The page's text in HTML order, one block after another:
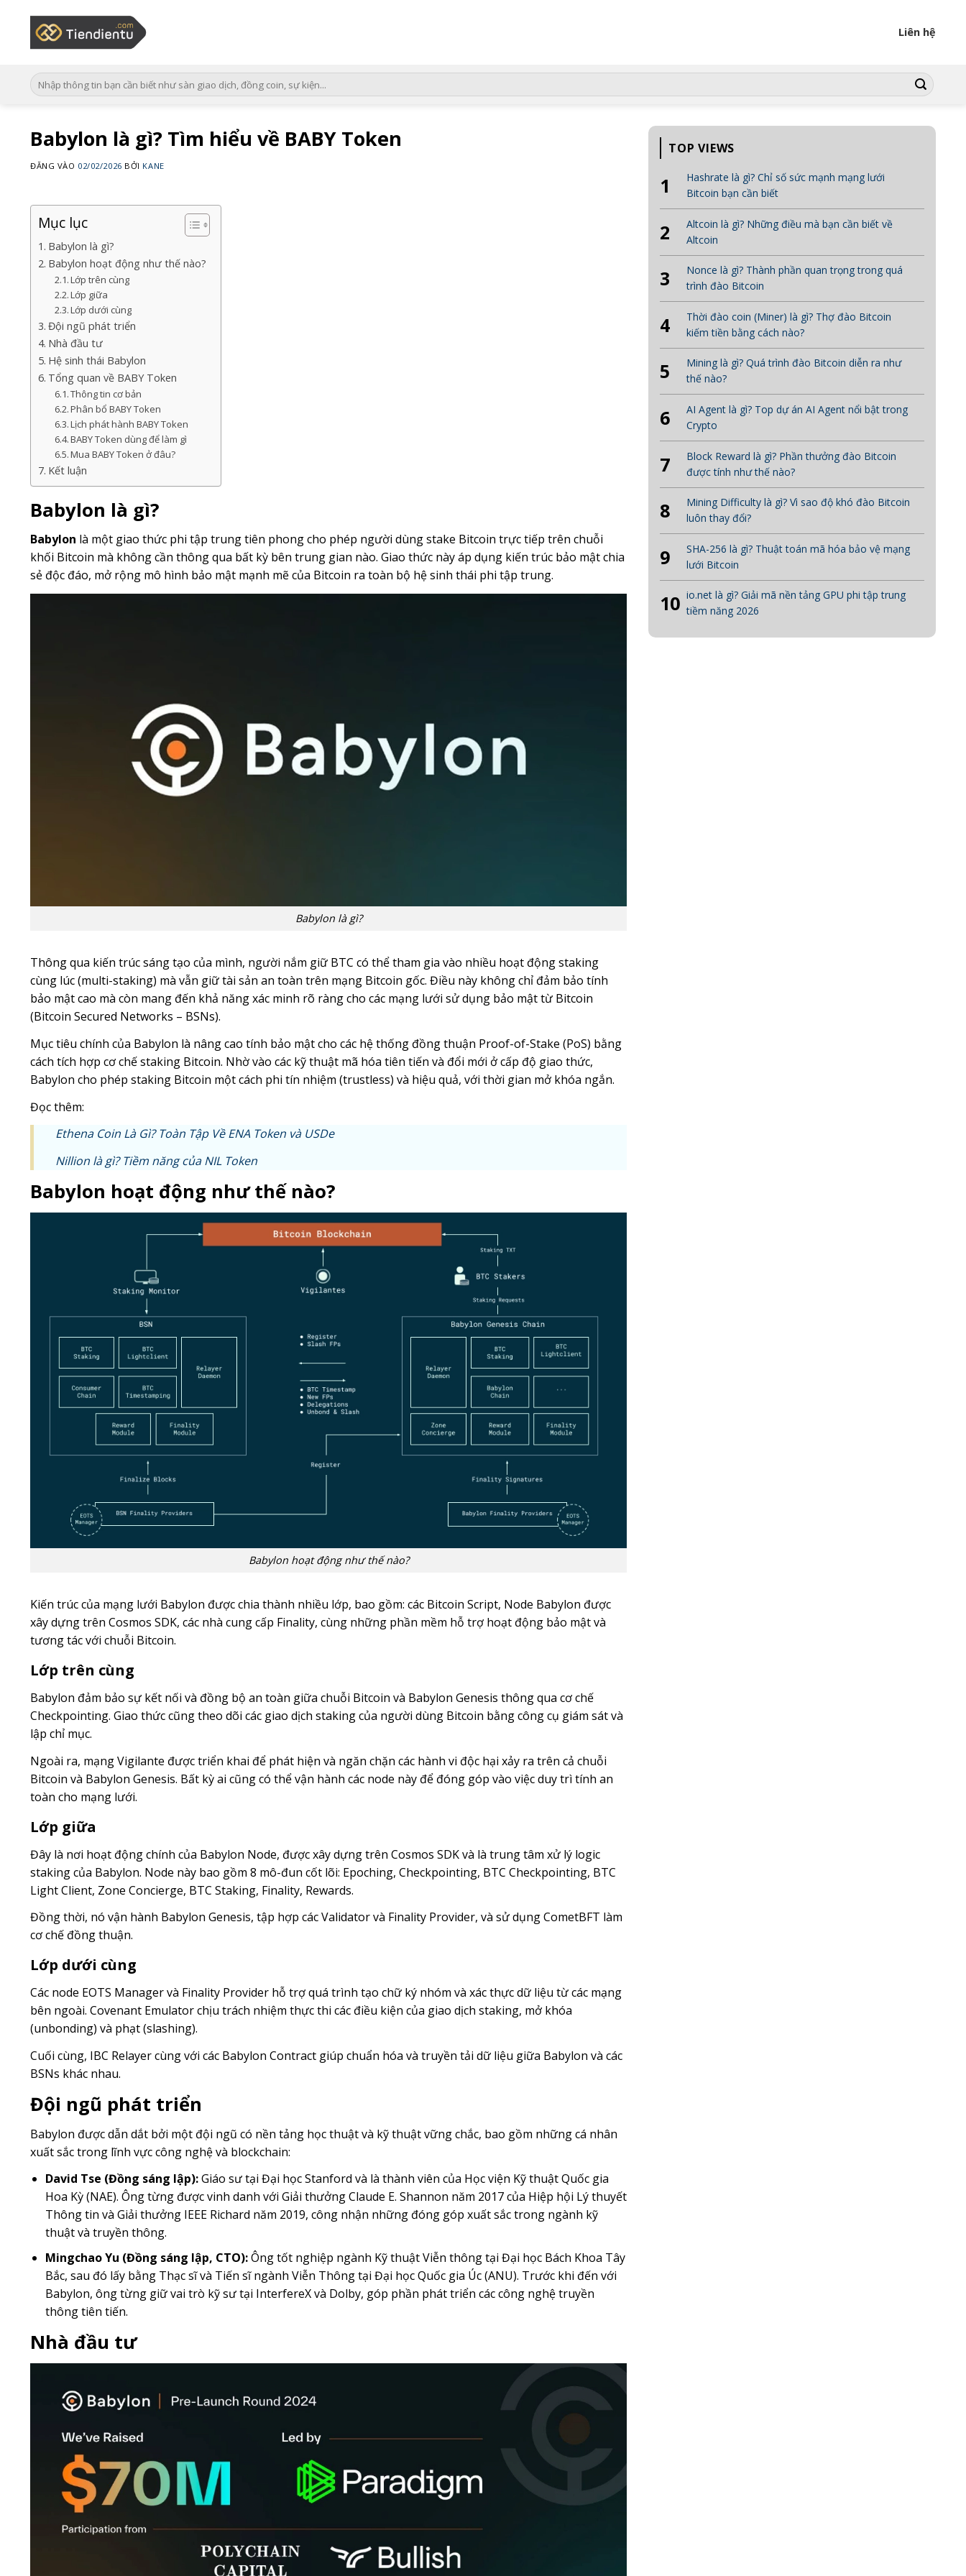
Liên hệ
Babylon là gì? Tìm hiểu về BABY Token
ĐĂNG VÀO 02/02/2026 BỞI KANE
Mục lục
Babylon là gì?
Babylon hoạt động như thế nào?
Lớp trên cùng
Lớp giữa
Lớp dưới cùng
Đội ngũ phát triển
Nhà đầu tư
Hệ sinh thái Babylon
Tổng quan về BABY Token
Thông tin cơ bản
Phân bổ BABY Token
Lịch phát hành BABY Token
BABY Token dùng để làm gì
Mua BABY Token ở đâu?
Kết luận
Babylon là gì?
Babylon là một giao thức phi tập trung tiên phong cho phép người dùng stake Bitcoin trực tiếp trên chuỗi
khối Bitcoin mà không cần thông qua bất kỳ bên trung gian nào. Giao thức này áp dụng kiến trúc bảo mật chia
sẻ độc đáo, mở rộng mô hình bảo mật mạnh mẽ của Bitcoin ra toàn bộ hệ sinh thái phi tập trung.
Babylon là gì?
Thông qua kiến trúc sáng tạo của mình, người nắm giữ BTC có thể tham gia vào nhiều hoạt động staking
cùng lúc (multi-staking) mà vẫn giữ tài sản an toàn trên mạng Bitcoin gốc. Điều này không chỉ đảm bảo tính
bảo mật cao mà còn mang đến khả năng xác minh rõ ràng cho các mạng lưới sử dụng bảo mật từ Bitcoin
(Bitcoin Secured Networks – BSNs).
Mục tiêu chính của Babylon là nâng cao tính bảo mật cho các hệ thống đồng thuận Proof-of-Stake (PoS) bằng
cách tích hợp cơ chế staking Bitcoin. Nhờ vào các kỹ thuật mã hóa tiên tiến và đổi mới ở cấp độ giao thức,
Babylon cho phép staking Bitcoin một cách phi tín nhiệm (trustless) và hiệu quả, với thời gian mở khóa ngắn.
Đọc thêm:
Ethena Coin Là Gì? Toàn Tập Về ENA Token và USDe
Nillion là gì? Tiềm năng của NIL Token
Babylon hoạt động như thế nào?
Babylon hoạt động như thế nào?
Kiến trúc của mạng lưới Babylon được chia thành nhiều lớp, bao gồm: các Bitcoin Script, Node Babylon được
xây dựng trên Cosmos SDK, các nhà cung cấp Finality, cùng những phần mềm hỗ trợ hoạt động bảo mật và
tương tác với chuỗi Bitcoin.
Lớp trên cùng
Babylon đảm bảo sự kết nối và đồng bộ an toàn giữa chuỗi Bitcoin và Babylon Genesis thông qua cơ chế
Checkpointing. Giao thức cũng theo dõi các giao dịch staking của người dùng Bitcoin bằng công cụ giám sát và
lập chỉ mục.
Ngoài ra, mạng Vigilante được triển khai để phát hiện và ngăn chặn các hành vi độc hại xảy ra trên cả chuỗi
Bitcoin và Babylon Genesis. Bất kỳ ai cũng có thể vận hành các node này để đóng góp vào việc duy trì tính an
toàn cho mạng lưới.
Lớp giữa
Đây là nơi hoạt động chính của Babylon Node, được xây dựng trên Cosmos SDK và là trung tâm xử lý logic
staking của Babylon. Node này bao gồm 8 mô-đun cốt lõi: Epoching, Checkpointing, BTC Checkpointing, BTC
Light Client, Zone Concierge, BTC Staking, Finality, Rewards.
Đồng thời, nó vận hành Babylon Genesis, tập hợp các Validator và Finality Provider, và sử dụng CometBFT làm
cơ chế đồng thuận.
Lớp dưới cùng
Các node EOTS Manager và Finality Provider hỗ trợ quá trình tạo chữ ký nhóm và xác thực dữ liệu từ các mạng
bên ngoài. Covenant Emulator chịu trách nhiệm thực thi các điều kiện của giao dịch staking, mở khóa
(unbonding) và phạt (slashing).
Cuối cùng, IBC Relayer cùng với các Babylon Contract giúp chuẩn hóa và truyền tải dữ liệu giữa Babylon và các
BSNs khác nhau.
Đội ngũ phát triển
Babylon được dẫn dắt bởi một đội ngũ có nền tảng học thuật và kỹ thuật vững chắc, bao gồm những cá nhân
xuất sắc trong lĩnh vực công nghệ và blockchain:
David Tse (Đồng sáng lập):Giáo sư tại Đại học Stanford và là thành viên của Học viện Kỹ thuật Quốc gia
Hoa Kỳ (NAE). Ông từng được vinh danh với Giải thưởng Claude E. Shannon năm 2017 của Hiệp hội Lý thuyết
Thông tin và Giải thưởng IEEE Richard năm 2019, công nhận những đóng góp xuất sắc trong ngành kỹ
thuật và truyền thông.
Mingchao Yu (Đồng sáng lập, CTO):Ông tốt nghiệp ngành Kỹ thuật Viễn thông tại Đại học Bách Khoa Tây
Bắc, sau đó lấy bằng Thạc sĩ và Tiến sĩ ngành Viễn Thông tại Đại học Quốc gia Úc (ANU). Trước khi đến với
Babylon, ông từng giữ vai trò kỹ sư tại InterfereX và Dolby, góp phần phát triển các công nghệ truyền
thông tiên tiến.
Nhà đầu tư
TOP VIEWS
1
Hashrate là gì? Chỉ số sức mạnh mạng lưới
Bitcoin bạn cần biết
2
Altcoin là gì? Những điều mà bạn cần biết về
Altcoin
3
Nonce là gì? Thành phần quan trọng trong quá
trình đào Bitcoin
4
Thời đào coin (Miner) là gì? Thợ đào Bitcoin
kiếm tiền bằng cách nào?
5
Mining là gì? Quá trình đào Bitcoin diễn ra như
thế nào?
6
AI Agent là gì? Top dự án AI Agent nổi bật trong
Crypto
7
Block Reward là gì? Phần thưởng đào Bitcoin
được tính như thế nào?
8
Mining Difficulty là gì? Vì sao độ khó đào Bitcoin
luôn thay đổi?
9
SHA-256 là gì? Thuật toán mã hóa bảo vệ mạng
lưới Bitcoin
10 io.net là gì? Giải mã nền tảng GPU phi tập trung
tiềm năng 2026